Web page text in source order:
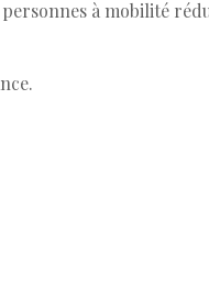
à mobilité